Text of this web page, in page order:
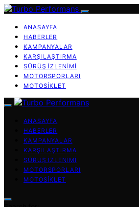
ANASAYFA
HABERLER
KAMPANYALAR
KARŞILAŞTIRMA
SÜRÜŞ İZLENIMI
MOTORSPORLARI
MOTOSIKLET
ANASAYFA
HABERLER
KAMPANYALAR
KARŞILAŞTIRMA
SÜRÜŞ İZLENIMI
MOTORSPORLARI
MOTOSIKLET